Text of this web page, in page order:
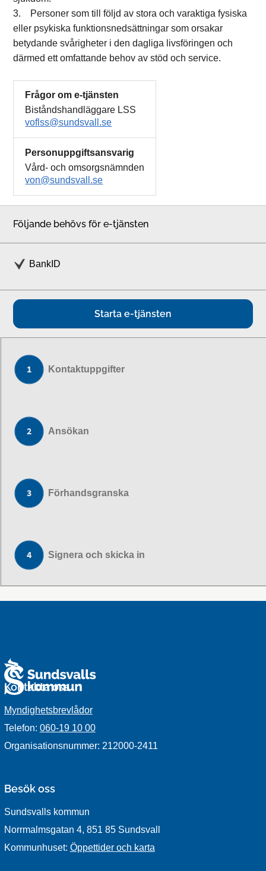
3. Personer som till följd av stora och varaktiga fysiska
eller psykiska funktionsnedsättningar som orsakar
betydande svårigheter i den dagliga livsföringen och
därmed ett omfattande behov av stöd och service.
Frågor om e-tjänsten
Biståndshandläggare LSS
voflss@sundsvall.se
Personuppgiftsansvarig
Vård- och omsorgsnämnden
von@sundsvall.se
Följande behövs för e-tjänsten
BankID
Starta e-tjänsten
Kontaktuppgifter
Ansökan
Förhandsgranska
Signera och skicka in
Kontakta oss
Myndighetsbrevlådor
Telefon: 060-19 10 00
Organisationsnummer: 212000-2411
Besök oss
Sundsvalls kommun
Norrmalmsgatan 4, 851 85 Sundsvall
Kommunhuset: Öppettider och karta